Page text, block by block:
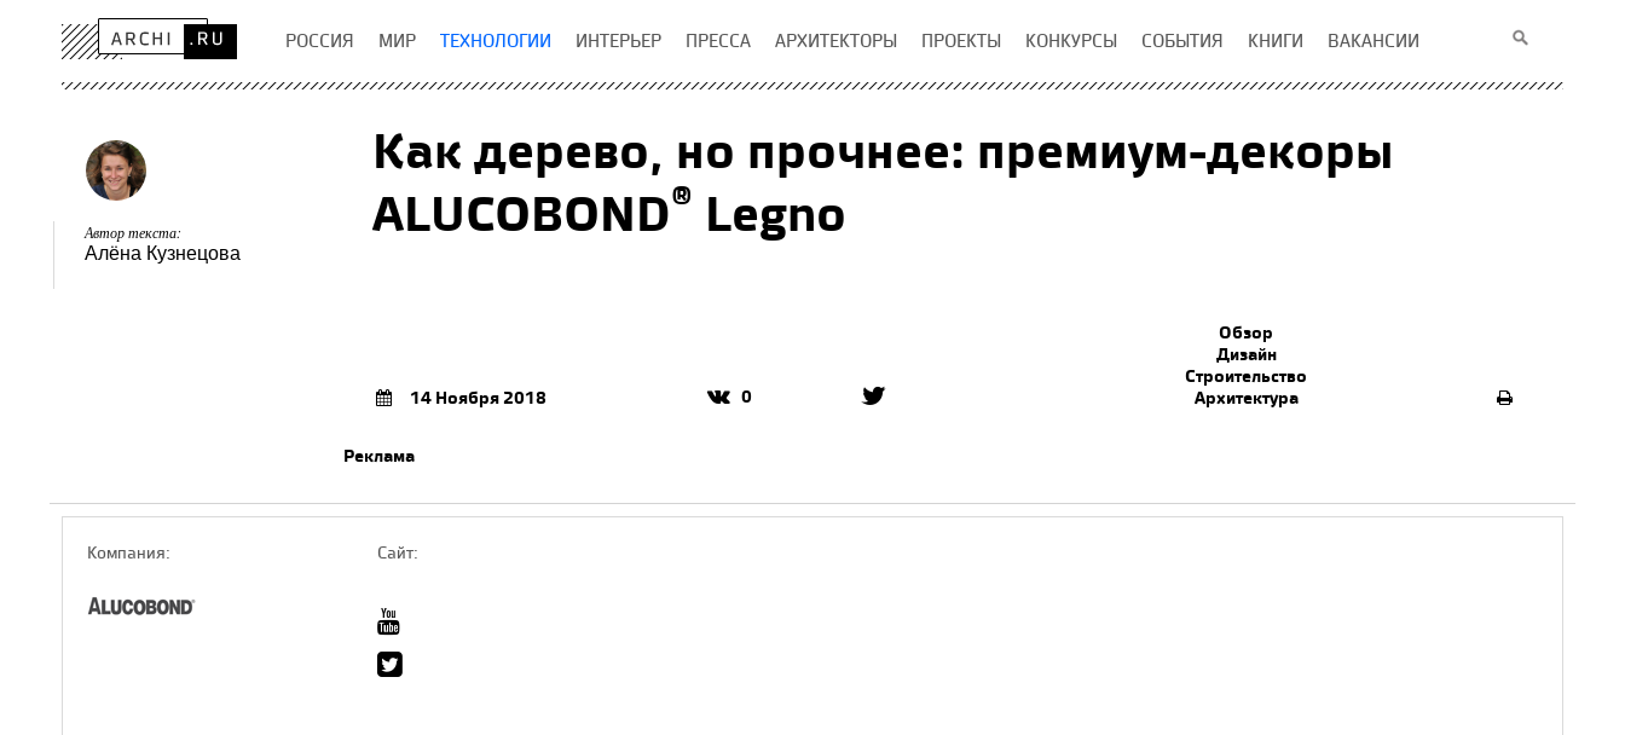
РОССИЯ МИР ТЕХНОЛОГИИ ИНТЕРЬЕР ПРЕССА АРХИТЕКТОРЫ ПРОЕКТЫ КОНКУРСЫ СОБЫТИЯ КНИГИ ВАКАНСИИ
Автор текста:
Алёна Кузнецова
Как дерево, но прочнее: премиум-декоры
ALUCOBOND® Legno
14 Ноября 2018 0
Обзор
Дизайн
Строительство
Архитектура
Реклама
Компaния: Сайт: